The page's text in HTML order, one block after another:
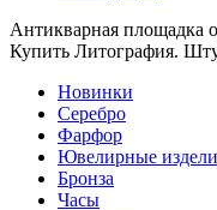
Антикварная площадка
Купить Литография.
Новинки
Серебро
Фарфор
Ювелирные
Бронза
Часы